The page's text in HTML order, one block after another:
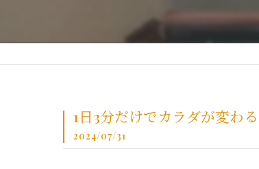
1日3分だけでカラダが変わ
2024/07/31